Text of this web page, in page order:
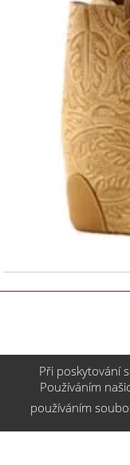
Při poskytování
Používáním
používáním